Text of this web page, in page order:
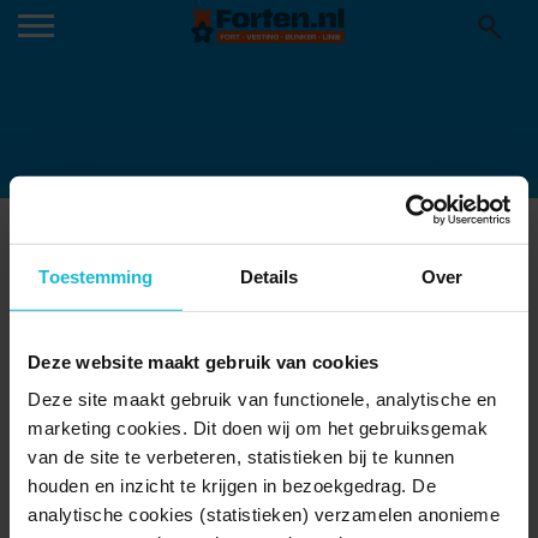
Toestemming Details Over
Deze website maakt gebruik van cookies
Deze site maakt gebruik van functionele, analytische en
marketing cookies. Dit doen wij om het gebruiksgemak
van de site te verbeteren, statistieken bij te kunnen
houden en inzicht te krijgen in bezoekgedrag. De
analytische cookies (statistieken) verzamelen anonieme
DCIM100MEDIADJI_0022.JPG